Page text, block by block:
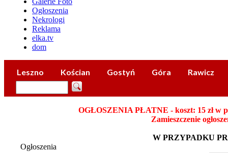
Ogłoszenia
Nekrologi
Reklama
elka.tv
dom
Leszno Kościan Gostyń Góra Rawicz
OGŁOSZENIA PŁATNE - koszt: 15 zł w
Zamieszczenie
W PRZYPADKU
Ogłoszenia